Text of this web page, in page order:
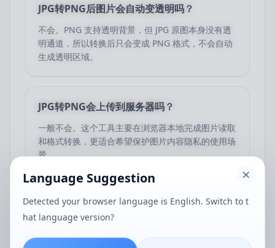
JPG转PNG后图片会自动变透明吗？
不会。PNG 支持透明背景，但 JPG 原图本身没有透
明通道，所以转换后只会变成 PNG 格式，不会自动
生成透明区域。
JPG转PNG会上传到服务器吗？
一般不会。这个工具主要在浏览器本地完成图片读取
和格式转换，更适合希望保护图片内容隐私的使用场
景。
Language Suggestion
Detected your browser language is English. Switch to t
hat language version?